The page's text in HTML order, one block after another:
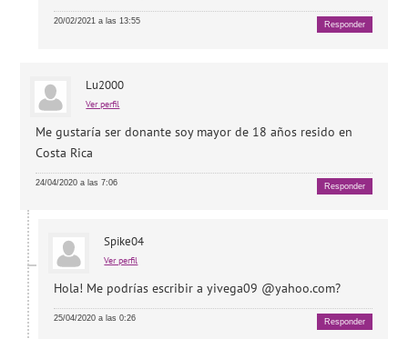
20/02/2021 a las 13:55 Responder
Lu2000
Ver perfil
Me gustaría ser donante soy mayor de 18 años resido en
Costa Rica
24/04/2020 a las 7:06 Responder
Spike04
Ver perfil
Hola! Me podrías escribir a yivega09 @yahoo.com?
25/04/2020 a las 0:26 Responder